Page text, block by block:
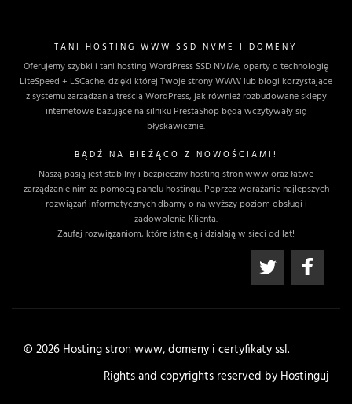
TANI HOSTING WWW SSD NVME I DOMENY
Oferujemy szybki i tani hosting WordPress SSD NVMe, oparty o technologię
LiteSpeed + LSCache, dzięki której Twoje strony WWW lub blogi korzystające
z systemu zarządzania treścią WordPress, jak również rozbudowane sklepy
internetowe bazujące na silniku PrestaShop będą wczytywały się
błyskawicznie.
BĄDŹ NA BIEŻĄCO Z NOWOŚCIAMI!
Naszą pasją jest stabilny i bezpieczny hosting stron www oraz łatwe
zarządzanie nim za pomocą panelu hostingu. Poprzez wdrażanie najlepszych
rozwiązań informatycznych dbamy o najwyższy poziom obsługi i
zadowolenia Klienta.
Zaufaj rozwiązaniom, które istnieją i działają w sieci od lat!
© 2026 Hosting stron www, domeny i certyfikaty ssl.
Rights and copyrights reserved by Hostinguj